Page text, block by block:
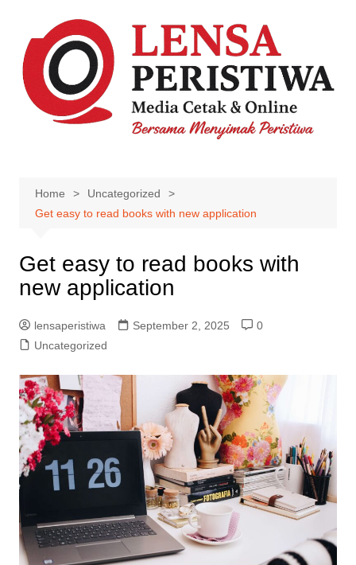
content
Home
Uncategorized
Get easy to read books with new application
Get easy to read books with
new application
lensaperistiwa September 2, 2025
0
Uncategorized